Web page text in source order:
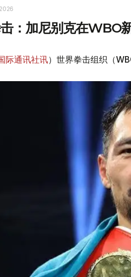
：加尼别克在WBO
际通讯社讯）世界拳击组织（